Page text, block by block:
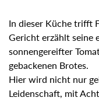
In dieser Küche trifft
Gericht erzählt seine
sonnengereifter
gebackenen Brotes.
Hier wird nicht nur
Leidenschaft, mit